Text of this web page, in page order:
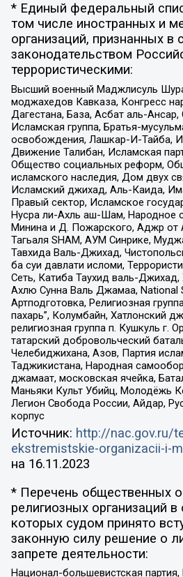
* Единый федеральный
том числе иностранных и
организаций, признанных в
законодательством
террористическими:
Высший военный Маджлисуль
моджахедов Кавказа, Конгресс
Дагестана, База, Асбат аль-
Исламская группа, Братья-
освобождения, Лашкар-И-Тайба,
Движение Талибан, Исламская
Общество социальных реформ,
исламского наследия, Дом двух
Исламский джихад, Аль-Каида,
Правый сектор, Исламское
Нусра ли-Ахль аш-Шам, Народное
Минина и Д. Пожарского, Аджр от
Тагьаля SHAM, АУМ Синрике,
Тавхида Валь-Джихад,
ба суи давлати исломи,
Сеть, Катиба Таухид валь-
Ахлю Сунна Валь Джамаа, National
Артподготовка, Религиозная
пахарь”, Колумбайн, Хатлонский
религиозная группа п. Кушкуль г.
татарский добровольческий
Челебиджихана, Азов, Партия
Таджикистана, Народная
джамаат, московская ячейка,
Маньяки Культ Убийц, Молодёжь
Легион Свобода России, Айдар,
корпус
Источник: http://nac.gov.ru/
ekstremistskie-organizacii-i-
на 16.11.2023
* Перечень общественных
религиозных организаций
которых судом принято
законную силу решение о
запрете деятельности:
Национал-большевистская